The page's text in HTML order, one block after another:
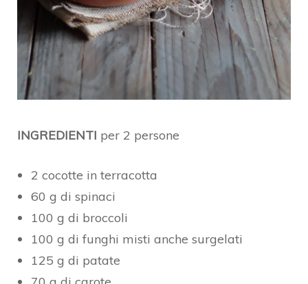
INGREDIENTI per 2 persone
2 cocotte in terracotta
60 g di spinaci
100 g di broccoli
100 g di funghi misti anche surgelati
125 g di patate